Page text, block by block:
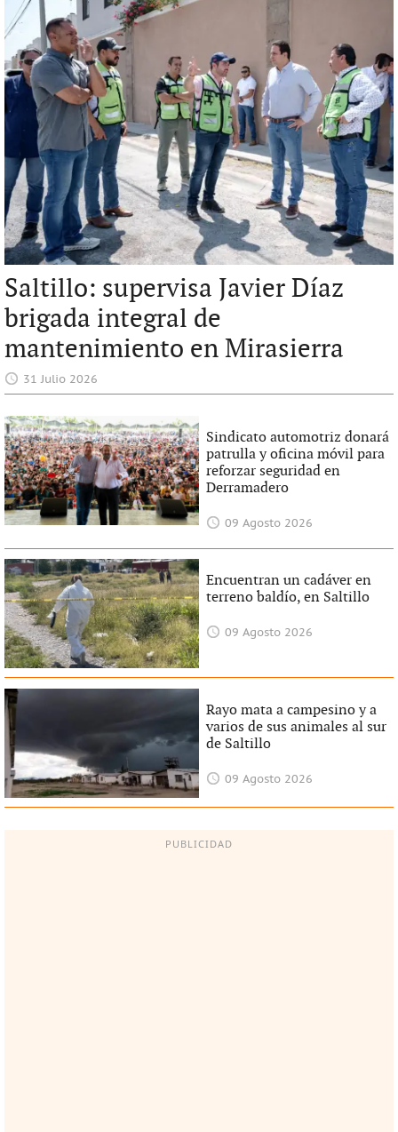
Saltillo: supervisa Javier Díaz
brigada integral de
mantenimiento en Mirasierra
31 Julio 2026
Sindicato automotriz donará
patrulla y oficina móvil para
reforzar seguridad en
Derramadero
09 Agosto 2026
Encuentran un cadáver en
terreno baldío, en Saltillo
09 Agosto 2026
Rayo mata a campesino y a
varios de sus animales al sur
de Saltillo
09 Agosto 2026
PUBLICIDAD